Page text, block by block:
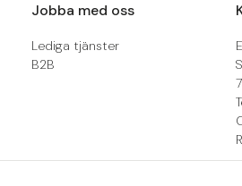
Jobba med oss
Lediga tjänster
B2B